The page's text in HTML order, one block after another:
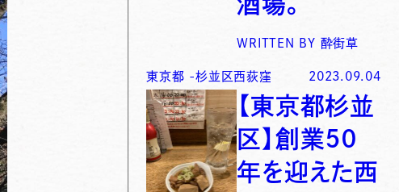
WRITTEN BY 酔街草
東京都 -杉並区西荻窪 2023.09.04
【東京都杉並
区】創業５０
年を迎えた西